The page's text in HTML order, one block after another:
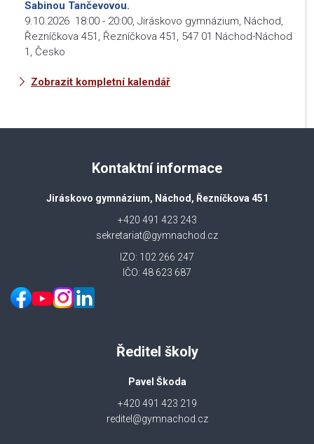
Sabinou Tančevovou.
9.10.2026 18:00 - 20:00, Jiráskovo gymnázium, Náchod,
Řezníčkova 451, Řezníčkova 451, 547 01 Náchod-Náchod
1, Česko
Zobrazit kompletní kalendář
Kontaktní informace
Jiráskovo gymnázium, Náchod, Řezníčkova 451
+420 491 423 243
sekretariat@gymnachod.cz
IZO: 102 266 247
IČO: 48 623 687
Ředitel školy
Pavel Škoda
+420 491 423 219
reditel@gymnachod.cz